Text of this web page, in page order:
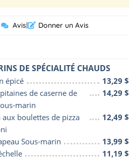
Avis| Donner un Avis
DE SPÉCIALITÉ CHAUDS
épicé
13,29 $
de caserne de
marin
14,29 $
boulettes de pizza
12,49 $
Sous-marin
13,99 $
11,19 $